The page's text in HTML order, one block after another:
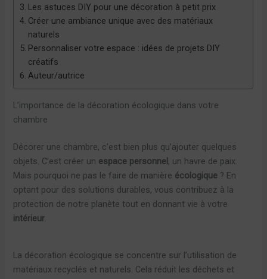
Les astuces DIY pour une décoration à petit prix
Créer une ambiance unique avec des matériaux
naturels
Personnaliser votre espace : idées de projets DIY
créatifs
Auteur/autrice
L’importance de la décoration écologique dans votre
chambre
Décorer une chambre, c’est bien plus qu’ajouter quelques
objets. C’est créer un espace personnel , un havre de paix.
Mais pourquoi ne pas le faire de manière écologique ? En
optant pour des solutions durables, vous contribuez à la
protection de notre planète tout en donnant vie à votre
intérieur.
La décoration écologique se concentre sur l’utilisation de
matériaux recyclés et naturels. Cela réduit les déchets et